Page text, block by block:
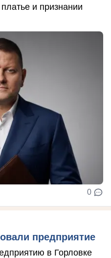
и признании
0
предприятие
в Горловке